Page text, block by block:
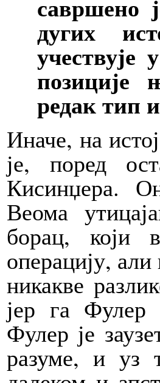
савршено
дугих
позиције
редак тип
Иначе, на
је, поред
Кисинџера.
Веома
борац, који
операцију,
никакве
јер га Фулер
Фулер је
разуме, и уз